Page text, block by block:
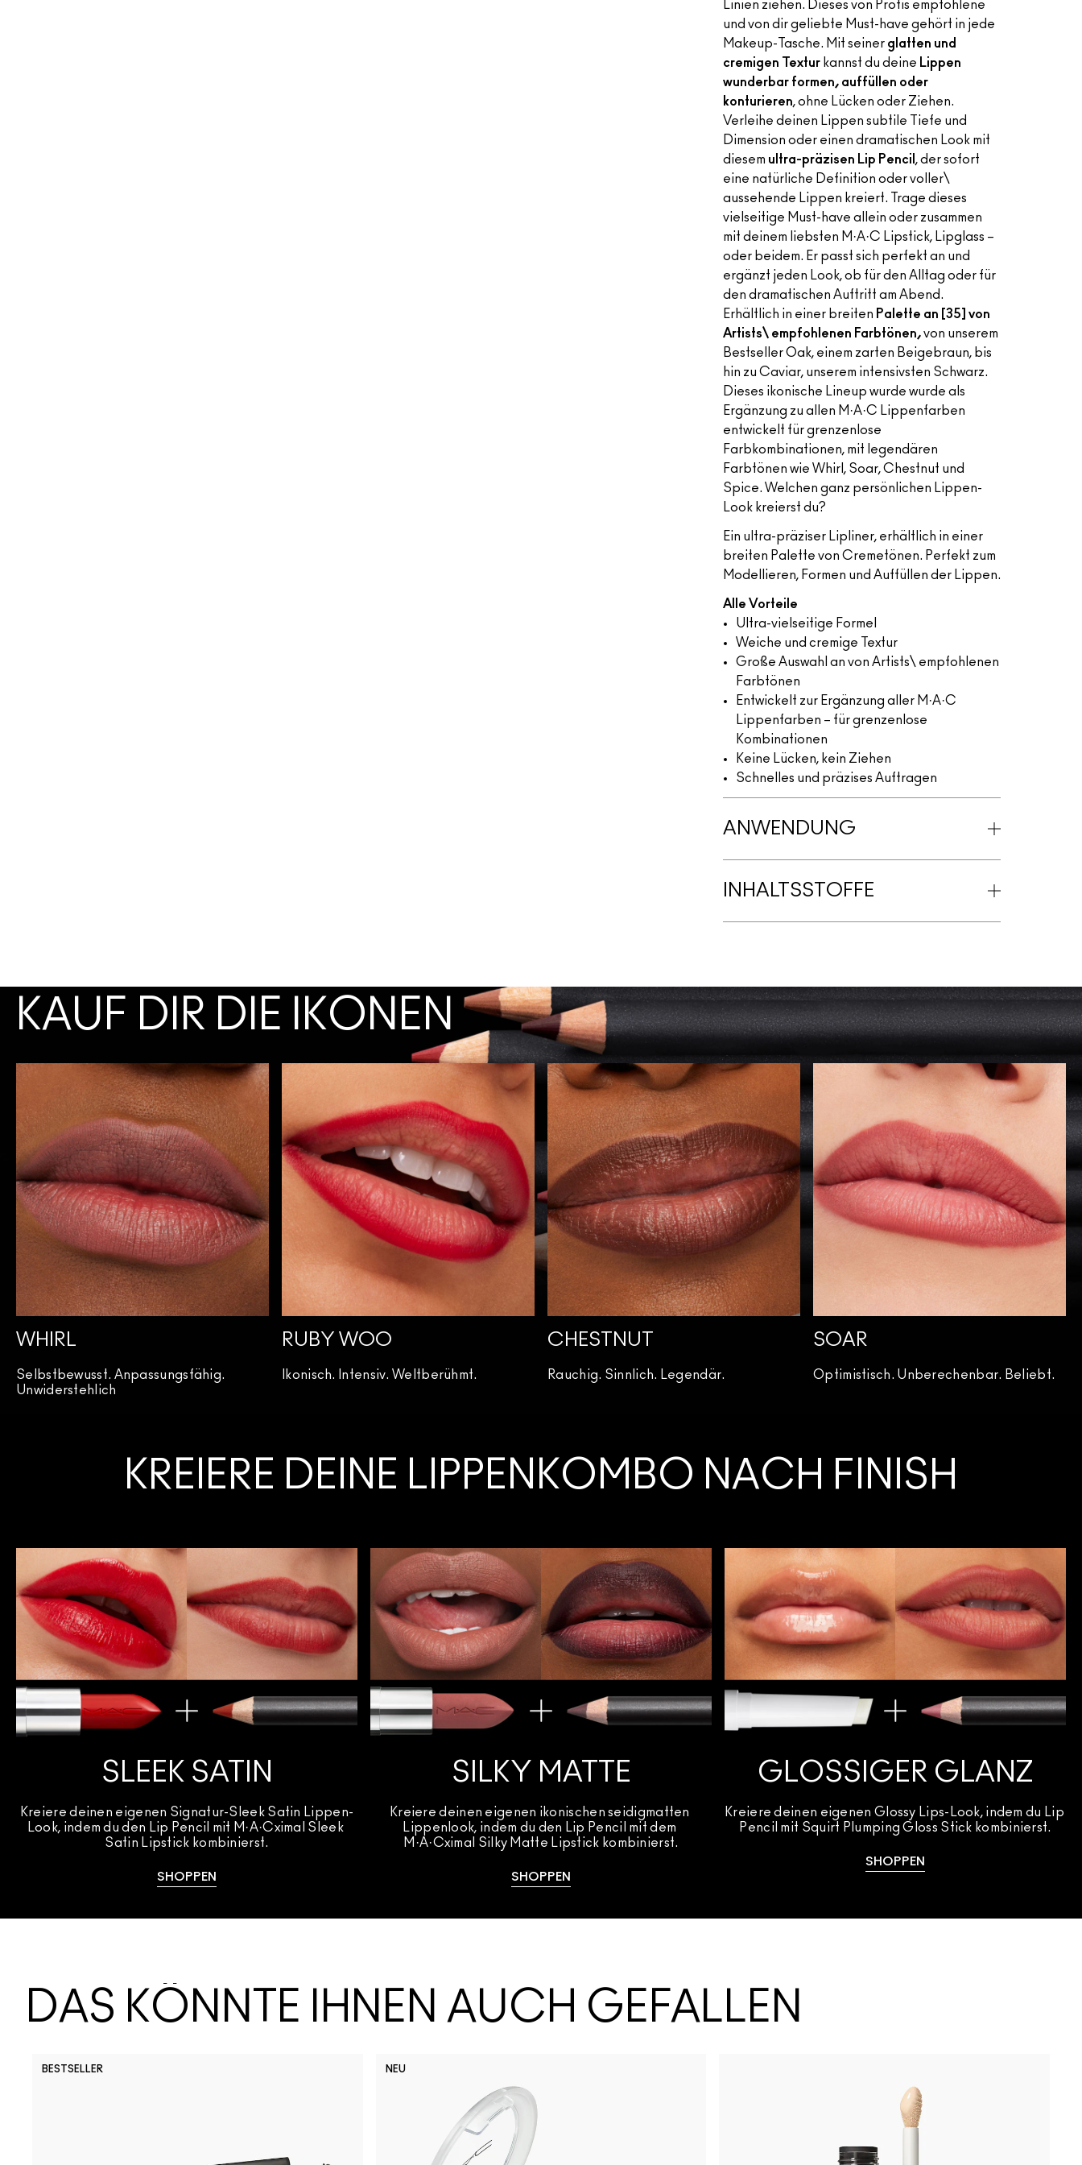
Linien ziehen. Dieses von Profis empfohlene
und von dir geliebte Must-have gehört in jede
Makeup-Tasche. Mit seiner glatten und
cremigen Texturkannst du deine Lippen
wunderbar formen, auffüllen oder
konturieren, ohne Lücken oder Ziehen.
Verleihe deinen Lippen subtile Tiefe und
Dimension oder einen dramatischen Look mit
diesem ultra-präzisen Lip Pencil , der sofort
eine natürliche Definition oder voller\
aussehende Lippen kreiert. Trage dieses
vielseitige Must-have allein oder zusammen
mit deinem liebsten M·A·C Lipstick, Lipglass –
oder beidem. Er passt sich perfekt an und
ergänzt jeden Look, ob für den Alltag oder für
den dramatischen Auftritt am Abend.
Erhältlich in einer breiten Palette an [35] von
Artists\ empfohlenen Farbtönen,von unserem
Bestseller Oak, einem zarten Beigebraun, bis
hin zu Caviar, unserem intensivsten Schwarz.
Dieses ikonische Lineup wurde wurde als
Ergänzung zu allen M·A·C Lippenfarben
entwickelt für grenzenlose
Farbkombinationen, mit legendären
Farbtönen wie Whirl, Soar, Chestnut und
Spice. Welchen ganz persönlichen Lippen-
Look kreierst du?
Ein ultra-präziser Lipliner, erhältlich in einer
breiten Palette von Cremetönen. Perfekt zum
Modellieren, Formen und Auffüllen der Lippen.
Alle Vorteile
Ultra-vielseitige Formel
Weiche und cremige Textur
Große Auswahl an von Artists\ empfohlenen
Farbtönen
Entwickelt zur Ergänzung aller M·A·C
Lippenfarben – für grenzenlose
Kombinationen
Keine Lücken, kein Ziehen
Schnelles und präzises Auftragen
ANWENDUNG
INHALTSSTOFFE
KAUF DIR DIE IKONEN
WHIRL
Selbstbewusst. Anpassungsfähig.
Unwiderstehlich
RUBY WOO
Ikonisch. Intensiv. Weltberühmt.
CHESTNUT
Rauchig. Sinnlich. Legendär.
SOAR
Optimistisch. Unberechenbar. Beliebt.
KREIERE DEINE LIPPENKOMBO NACH FINISH
SLEEK SATIN
Kreiere deinen eigenen Signatur-Sleek Satin Lippen-
Look, indem du den Lip Pencil mit M·A·Cximal Sleek
Satin Lipstick kombinierst.
SHOPPEN
SILKY MATTE
Kreiere deinen eigenen ikonischen seidigmatten
Lippenlook, indem du den Lip Pencil mit dem
M·A·Cximal Silky Matte Lipstick kombinierst.
SHOPPEN
GLOSSIGER GLANZ
Kreiere deinen eigenen Glossy Lips-Look, indem du Lip
Pencil mit Squirt Plumping Gloss Stick kombinierst.
SHOPPEN
DAS KÖNNTE IHNEN AUCH GEFALLEN
BESTSELLER NEU